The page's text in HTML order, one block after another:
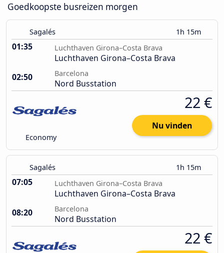
Goedkoopste busreizen morgen
Sagalés 1h 15m
01:35 Luchthaven Girona–Costa Brava
Luchthaven Girona–Costa Brava
02:50
Barcelona
Nord Busstation
Economy
22 €
Nu vinden
Sagalés 1h 15m
07:05 Luchthaven Girona–Costa Brava
Luchthaven Girona–Costa Brava
08:20
Barcelona
Nord Busstation
22 €